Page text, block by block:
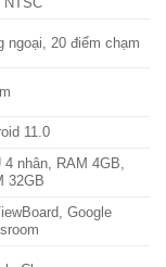
NTSC
ngoại, 20 điểm chạm
11.0
4 nhân, RAM 4GB,
32GB
Google